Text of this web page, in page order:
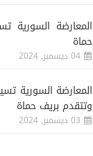
المعارضة السورية
حماة
04 ديسمبر, 2024
المعارضة السورية
وتتقدم بريف حماة
03 ديسمبر, 2024